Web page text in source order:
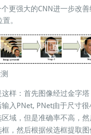
更强大的CNN进一步改
。
样：首先图像经过金字
入PNet, PNet由于尺寸
域，但是准确率不高，
，然后根据候选框提取